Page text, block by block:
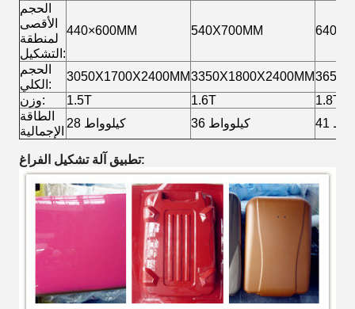
الحجم
الأقصى
لمنطقة
التشكيل:
440×600MM 540X700MM
الحجم
الكلي:
3050X1700X2400MM3350X1800X2400MM
وزن:
1.5T 1.6T
1.8T
الطاقة
الإجمالية
28 كيلوواط 36 كيلوواط
تطبيق آلة تشكيل الفراغ: